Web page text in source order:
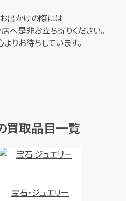
出かけの際には
へ是非お立ち寄りください。
りお待ちしています。
買取品目一覧
宝石・ジュエリー